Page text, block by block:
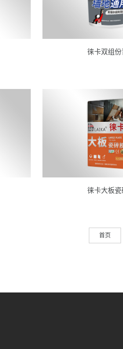
徕卡双组份
徕卡大板瓷
首页